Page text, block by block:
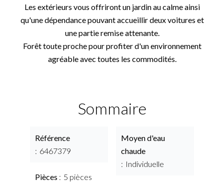
Les extérieurs vous offriront un jardin au calme ainsi
qu'une dépendance pouvant accueillir deux voitures et
une partie remise attenante.
Forêt toute proche pour profiter d'un environnement
agréable avec toutes les commodités.
Sommaire
Référence
6467379
Pièces 5 pièces
Moyen d'eau
chaude
Individuelle